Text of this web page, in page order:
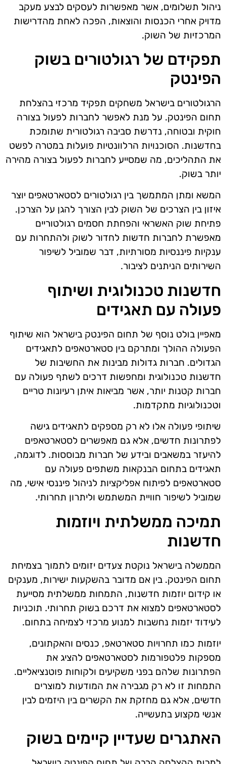
ניהול תשלומים, אשר מאפשרות לעסקים לבצע מעקב
מדויק אחרי הכנסות והוצאות, הפכה לאחת מהדרישות
המרכזיות של השוק.
תפקידם של רגולטורים בשוק
הפינטק
הרגולטורים בישראל משחקים תפקיד מרכזי בהצלחת
תחום הפינטק. על מנת לאפשר לחברות לפעול בצורה
חוקית ובטוחה, נדרשת סביבה רגולטורית שתומכת
בחדשנות. הסוכנויות הרלוונטיות פועלות במטרה לפשט
את התהליכים, מה שמסייע לחברות לפעול בצורה מהירה
יותר בשוק.
המשא ומתן המתמשך בין רגולטורים לסטארטאפים יוצר
איזון בין הצרכים של השוק לבין הצורך להגן על הצרכן.
פתיחת שוק האשראי והפחתת חסמים רגולטוריים
מאפשרת לחברות חדשות לחדור לשוק ולהתחרות עם
ענקיות פיננסיות מסורתיות, דבר שמוביל לשיפור
השירותים הניתנים לציבור.
חדשנות טכנולוגית ושיתוף
פעולה עם תאגידים
מאפיין בולט נוסף של תחום הפינטק בישראל הוא שיתוף
הפעולה ההולך ומתרקם בין סטארטאפים לתאגידים
הגדולים. חברות גדולות מבינות את החשיבות של
חדשנות טכנולוגית ומחפשות דרכים לשתף פעולה עם
חברות קטנות יותר, אשר מביאות איתן רעיונות טריים
וטכנולוגיות מתקדמות.
שיתופי פעולה אלו לא רק מספקים לתאגידים גישה
לפתרונות חדשים, אלא גם מאפשרים לסטארטאפים
להיעזר במשאבים ובידע של חברות מבוססות. לדוגמה,
תאגידים בתחום הבנקאות משתפים פעולה עם
סטארטאפים לפיתוח אפליקציות לניהול פיננסי אישי, מה
שמוביל לשיפור חוויית המשתמש וליתרון תחרותי.
תמיכה ממשלתית ויוזמות
חדשנות
הממשלה בישראל נוקטת צעדים יזומים לתמוך בצמיחת
תחום הפינטק. בין אם מדובר בהשקעות ישירות, מענקים
או קידום יוזמות חדשנות, התמחות ממשלתית מסייעת
לסטארטאפים למצוא את דרכם בשוק תחרותי. תוכניות
לעידוד יזמות נחשבות למנוע מרכזי לצמיחה בתחום.
יוזמות כמו תחרויות סטארטאפ, כנסים והאקתונים,
מספקות פלטפורמות לסטארטאפים להציג את
הפתרונות שלהם בפני משקיעים ולקוחות פוטנציאליים.
התמחות זו לא רק מגבירה את המודעות למוצרים
חדשים, אלא גם מחזקת את הקשרים בין היזמים לבין
אנשי מקצוע בתעשייה.
האתגרים שעדיין קיימים בשוק